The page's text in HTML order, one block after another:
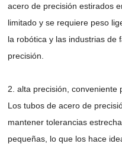
acero de precisión estirados
limitado y se requiere peso
la robótica y las industrias de
precisión.
2. alta precisión, conveniente
Los tubos de acero de
mantener tolerancias
pequeñas, lo que los hace